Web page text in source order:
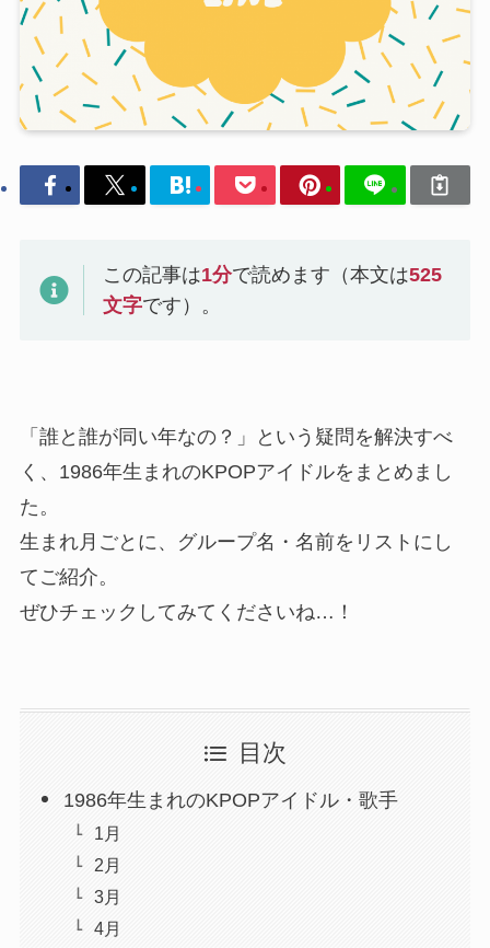
この記事は1分で読めます（本文は525
文字です）。
「誰と誰が同い年なの？」という疑問を解決すべ
く、1986年生まれのKPOPアイドルをまとめまし
た。
生まれ月ごとに、グループ名・名前をリストにし
てご紹介。
ぜひチェックしてみてくださいね…！
目次
1986年生まれのKPOPアイドル・歌手
1月
2月
3月
4月